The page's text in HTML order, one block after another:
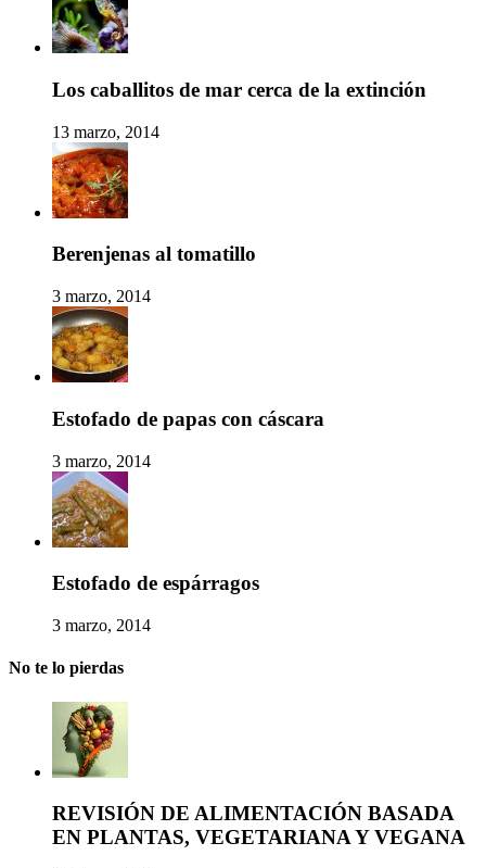
Los caballitos de mar cerca de la extinción
13 marzo, 2014
Berenjenas al tomatillo
3 marzo, 2014
Estofado de papas con cáscara
3 marzo, 2014
Estofado de espárragos
3 marzo, 2014
No te lo pierdas
REVISIÓN DE ALIMENTACIÓN BASADA
EN PLANTAS, VEGETARIANA Y VEGANA